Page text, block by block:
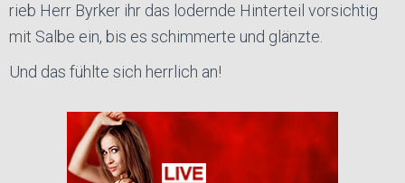
rieb Herr Byrker ihr das lodernde Hinterteil vorsichtig
mit Salbe ein, bis es schimmerte und glänzte.
Und das fühlte sich herrlich an!